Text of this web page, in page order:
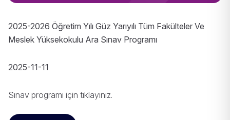
2025-2026 Öğretim Yılı Güz Yarıyılı Tüm Fakülteler Ve
Meslek Yüksekokulu Ara Sınav Programı
2025-11-11
Sınav programı için tıklayınız.